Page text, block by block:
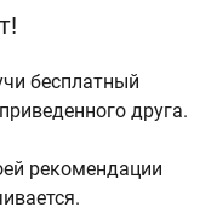
бесплатный
друга.
рекомендации